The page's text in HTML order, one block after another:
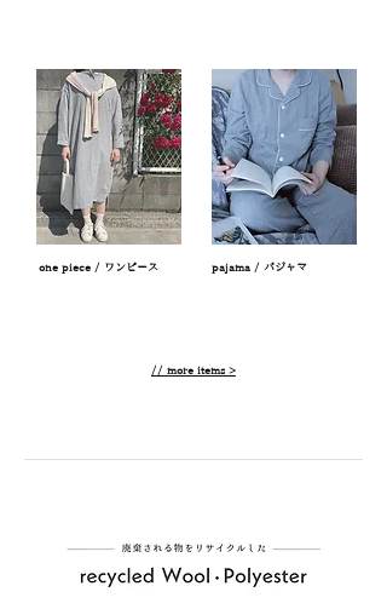
one piece / ワンピース pajama / パジャマ
// more items >